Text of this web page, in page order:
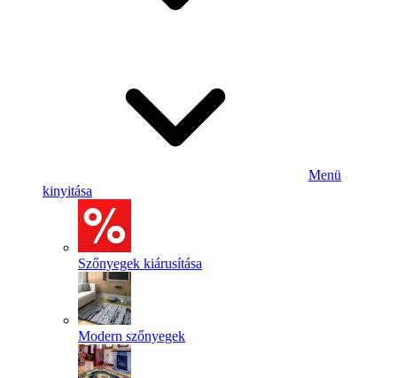
Menü
kinyitása
Szőnyegek kiárusítása
Modern szőnyegek